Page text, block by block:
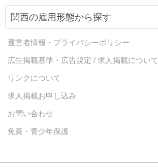
関西の雇用形態から探す
運営者情報・プライバシーポリシー
広告掲載基準・広告規定 / 求人掲載について
リンクについて
求人掲載お申し込み
お問い合わせ
免責・青少年保護